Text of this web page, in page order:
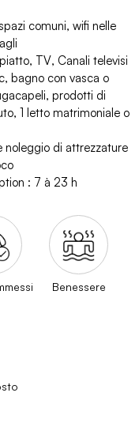
comuni wifi nelle
TV Canali televisi
bagno con vasca o
prodotti di
1 letto matrimoniale o
noleggio di attrezzature
: 7 à 23 h
Benessere